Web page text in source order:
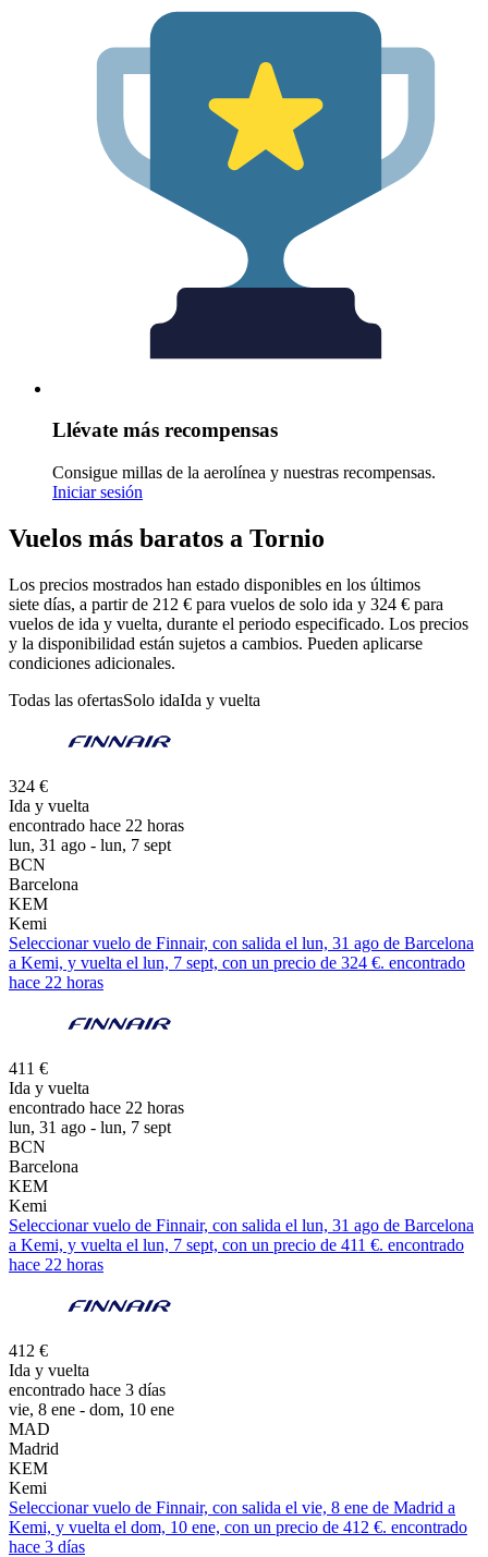
Llévate más recompensas
Consigue millas de la aerolínea y nuestras recompensas.
Iniciar sesión
Vuelos más baratos a Tornio
Los precios mostrados han estado disponibles en los últimos
siete días, a partir de 212 € para vuelos de solo ida y 324 € para
vuelos de ida y vuelta, durante el periodo especificado. Los precios
y la disponibilidad están sujetos a cambios. Pueden aplicarse
condiciones adicionales.
Todas las ofertasSolo idaIda y vuelta
324 €
Ida y vuelta
encontrado hace 22 horas
lun, 31 ago - lun, 7 sept
BCN
Barcelona
KEM
Kemi
Seleccionar vuelo de Finnair, con salida el lun, 31 ago de Barcelona
a Kemi, y vuelta el lun, 7 sept, con un precio de 324 €. encontrado
hace 22 horas
411 €
Ida y vuelta
encontrado hace 22 horas
lun, 31 ago - lun, 7 sept
BCN
Barcelona
KEM
Kemi
Seleccionar vuelo de Finnair, con salida el lun, 31 ago de Barcelona
a Kemi, y vuelta el lun, 7 sept, con un precio de 411 €. encontrado
hace 22 horas
412 €
Ida y vuelta
encontrado hace 3 días
vie, 8 ene - dom, 10 ene
MAD
Madrid
KEM
Kemi
Seleccionar vuelo de Finnair, con salida el vie, 8 ene de Madrid a
Kemi, y vuelta el dom, 10 ene, con un precio de 412 €. encontrado
hace 3 días